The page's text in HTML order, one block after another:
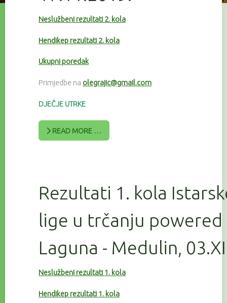
Neslužbeni rezultati 2. kola
Hendikep rezultati 2. kola
Ukupni poredak
Primjedbe na olegrajic@gmail.com
DJEČJE UTRKE
READ MORE …
Rezultati 1. kola
lige u trčanju powered
Laguna - Medulin,
Neslužbeni rezultati 1. kola
Hendikep rezultati 1. kola